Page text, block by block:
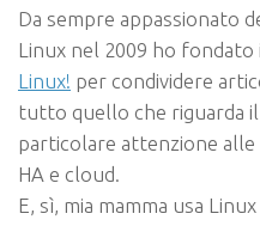
Da sempre appassionato
Linux nel 2009 ho
Linux! per condividere
tutto quello che riguarda
particolare attenzione
HA e cloud.
E, sì, mia mamma usa